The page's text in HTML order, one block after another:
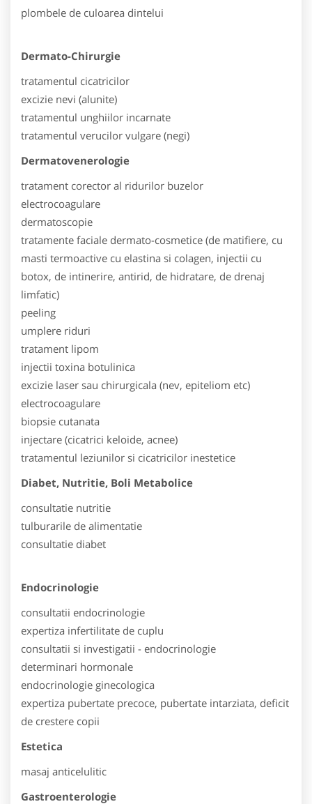
plombele de culoarea dintelui
Dermato-Chirurgie
tratamentul cicatricilor
excizie nevi (alunite)
tratamentul unghiilor incarnate
tratamentul verucilor vulgare (negi)
Dermatovenerologie
tratament corector al ridurilor buzelor
electrocoagulare
dermatoscopie
tratamente faciale dermato-cosmetice (de matifiere, cu
masti termoactive cu elastina si colagen, injectii cu
botox, de intinerire, antirid, de hidratare, de drenaj
limfatic)
peeling
umplere riduri
tratament lipom
injectii toxina botulinica
excizie laser sau chirurgicala (nev, epiteliom etc)
electrocoagulare
biopsie cutanata
injectare (cicatrici keloide, acnee)
tratamentul leziunilor si cicatricilor inestetice
Diabet, Nutritie, Boli Metabolice
consultatie nutritie
tulburarile de alimentatie
consultatie diabet
Endocrinologie
consultatii endocrinologie
expertiza infertilitate de cuplu
consultatii si investigatii - endocrinologie
determinari hormonale
endocrinologie ginecologica
expertiza pubertate precoce, pubertate intarziata, deficit
de crestere copii
Estetica
masaj anticelulitic
Gastroenterologie